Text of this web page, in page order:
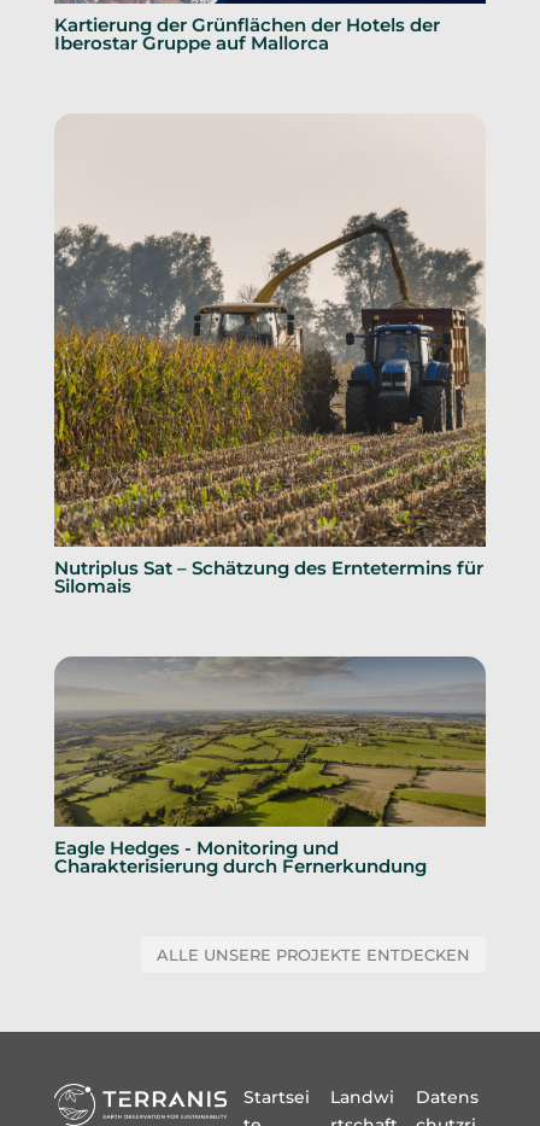
Kartierung der Grünflächen der Hotels der
Iberostar Gruppe auf Mallorca
Nutriplus Sat – Schätzung des Erntetermins für
Silomais
Eagle Hedges - Monitoring und
Charakterisierung durch Fernerkundung
ALLE UNSERE PROJEKTE ENTDECKEN
Startsei
Landwi
Datens